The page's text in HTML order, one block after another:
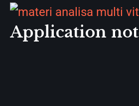
Application